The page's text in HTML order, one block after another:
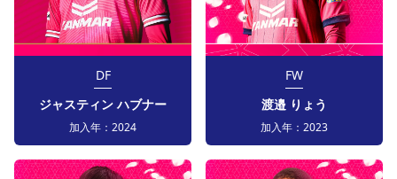
DF
ジャスティン ハブナー
加入年： 2024
FW
渡邉 りょう
加入年： 2023